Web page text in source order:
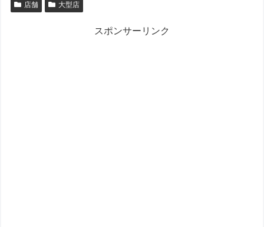
店舗 大型店
スポンサーリンク